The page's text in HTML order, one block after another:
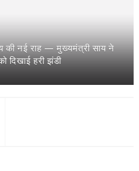
की नई राह — मुख्यमंत्री साय ने
दिखाई हरी झंडी